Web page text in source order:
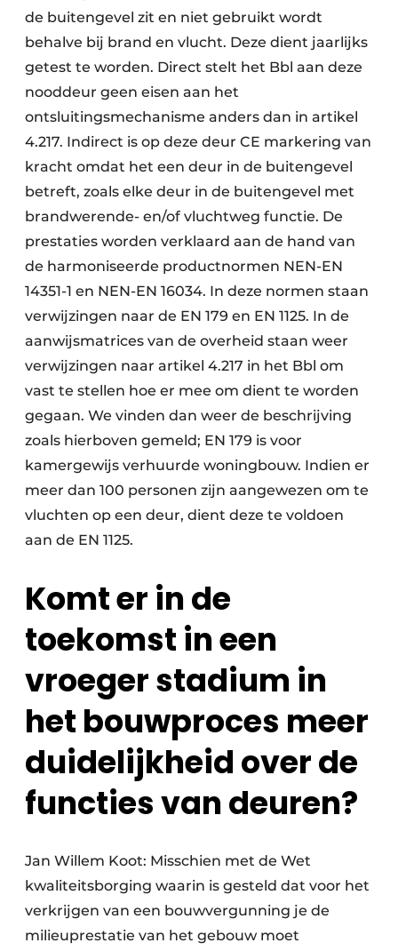
de buitengevel zit en niet gebruikt wordt
behalve bij brand en vlucht. Deze dient jaarlijks
getest te worden. Direct stelt het Bbl aan deze
nooddeur geen eisen aan het
ontsluitingsmechanisme anders dan in artikel
4.217. Indirect is op deze deur CE markering van
kracht omdat het een deur in de buitengevel
betreft, zoals elke deur in de buitengevel met
brandwerende- en/of vluchtweg functie. De
prestaties worden verklaard aan de hand van
de harmoniseerde productnormen NEN-EN
14351-1 en NEN-EN 16034. In deze normen staan
verwijzingen naar de EN 179 en EN 1125. In de
aanwijsmatrices van de overheid staan weer
verwijzingen naar artikel 4.217 in het Bbl om
vast te stellen hoe er mee om dient te worden
gegaan. We vinden dan weer de beschrijving
zoals hierboven gemeld; EN 179 is voor
kamergewijs verhuurde woningbouw. Indien er
meer dan 100 personen zijn aangewezen om te
vluchten op een deur, dient deze te voldoen
aan de EN 1125.
Komt er in de
toekomst in een
vroeger stadium in
het bouwproces meer
duidelijkheid over de
functies van deuren?
Jan Willem Koot: Misschien met de Wet
kwaliteitsborging waarin is gesteld dat voor het
verkrijgen van een bouwvergunning je de
milieuprestatie van het gebouw moet